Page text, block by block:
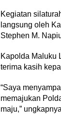
Kegiatan
langsung oleh
Stephen M.
Kapolda Maluku
terima kasih
“Saya
memajukan
maju,”